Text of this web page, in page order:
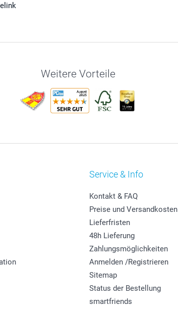
Weitere Vorteile
Service & Info
Kontakt & FAQ
Preise und Versandkosten
Lieferfristen
48h Lieferung
Zahlungsmöglichkeiten
Anmelden /Registrieren
Sitemap
Status der Bestellung
smartfriends